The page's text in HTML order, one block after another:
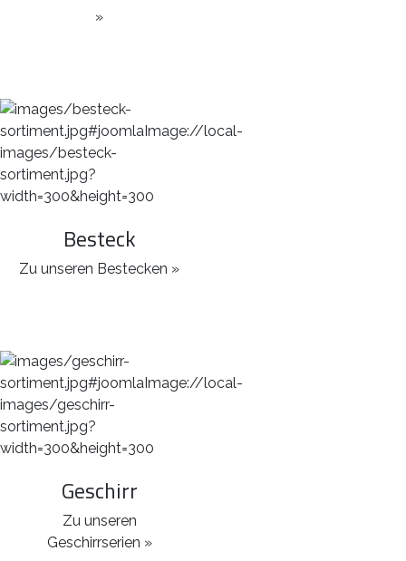
»
Besteck
Zu unseren Bestecken »
Geschirr
Zu unseren
Geschirrserien »